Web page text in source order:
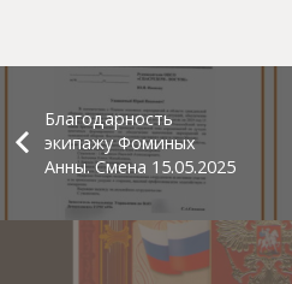
Благодарность
экипажу Фоминых
Анны. Смена 15.05.2025